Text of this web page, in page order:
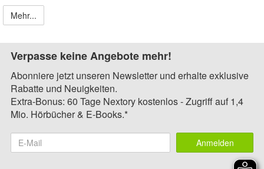
Mehr...
Verpasse keine Angebote mehr!
Abonniere jetzt unseren Newsletter und erhalte exklusive
Rabatte und Neuigkeiten.
Extra-Bonus: 60 Tage Nextory kostenlos - Zugriff auf 1,4
Mio. Hörbücher & E-Books.*
Anmelden